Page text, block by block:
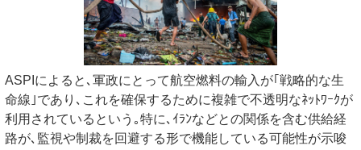
ASPIによると､軍政にとって航空燃料の輸入が｢戦略的な生
命線｣であり､これを確保するために複雑で不透明なﾈｯﾄﾜｰｸが
利用されているという｡特に､ｲﾗﾝなどとの関係を含む供給経
路が､監視や制裁を回避する形で機能している可能性が示唆